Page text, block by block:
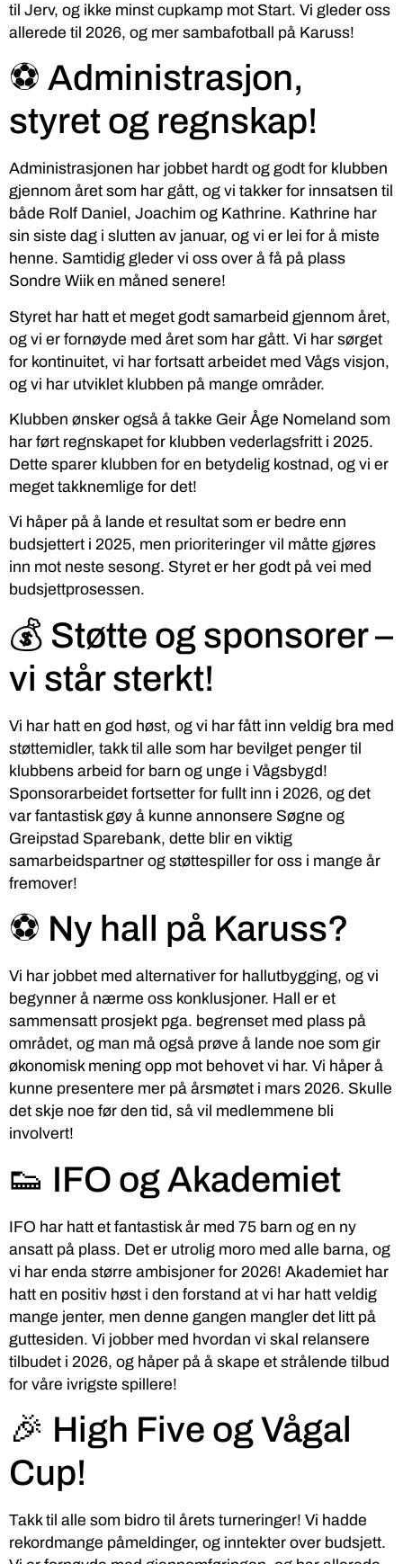
til Jerv, og ikke minst cupkamp mot Start. Vi gleder oss
allerede til 2026, og mer sambafotball på Karuss!
⚽ Administrasjon,
styret og regnskap!
Administrasjonen har jobbet hardt og godt for klubben
gjennom året som har gått, og vi takker for innsatsen til
både Rolf Daniel, Joachim og Kathrine. Kathrine har
sin siste dag i slutten av januar, og vi er lei for å miste
henne. Samtidig gleder vi oss over å få på plass
Sondre Wiik en måned senere!
Styret har hatt et meget godt samarbeid gjennom året,
og vi er fornøyde med året som har gått. Vi har sørget
for kontinuitet, vi har fortsatt arbeidet med Vågs visjon,
og vi har utviklet klubben på mange områder.
Klubben ønsker også å takke Geir Åge Nomeland som
har ført regnskapet for klubben vederlagsfritt i 2025.
Dette sparer klubben for en betydelig kostnad, og vi er
meget takknemlige for det!
Vi håper på å lande et resultat som er bedre enn
budsjettert i 2025, men prioriteringer vil måtte gjøres
inn mot neste sesong. Styret er her godt på vei med
budsjettprosessen.
💰 Støtte og sponsorer –
vi står sterkt!
Vi har hatt en god høst, og vi har fått inn veldig bra med
støttemidler, takk til alle som har bevilget penger til
klubbens arbeid for barn og unge i Vågsbygd!
Sponsorarbeidet fortsetter for fullt inn i 2026, og det
var fantastisk gøy å kunne annonsere Søgne og
Greipstad Sparebank, dette blir en viktig
samarbeidspartner og støttespiller for oss i mange år
fremover!
⚽ Ny hall på Karuss?
Vi har jobbet med alternativer for hallutbygging, og vi
begynner å nærme oss konklusjoner. Hall er et
sammensatt prosjekt pga. begrenset med plass på
området, og man må også prøve å lande noe som gir
økonomisk mening opp mot behovet vi har. Vi håper å
kunne presentere mer på årsmøtet i mars 2026. Skulle
det skje noe før den tid, så vil medlemmene bli
involvert!
👟 IFO og Akademiet
IFO har hatt et fantastisk år med 75 barn og en ny
ansatt på plass. Det er utrolig moro med alle barna, og
vi har enda større ambisjoner for 2026! Akademiet har
hatt en positiv høst i den forstand at vi har hatt veldig
mange jenter, men denne gangen mangler det litt på
guttesiden. Vi jobber med hvordan vi skal relansere
tilbudet i 2026, og håper på å skape et strålende tilbud
for våre ivrigste spillere!
🎉 High Five og Vågal
Cup!
Takk til alle som bidro til årets turneringer! Vi hadde
rekordmange påmeldinger, og inntekter over budsjett.